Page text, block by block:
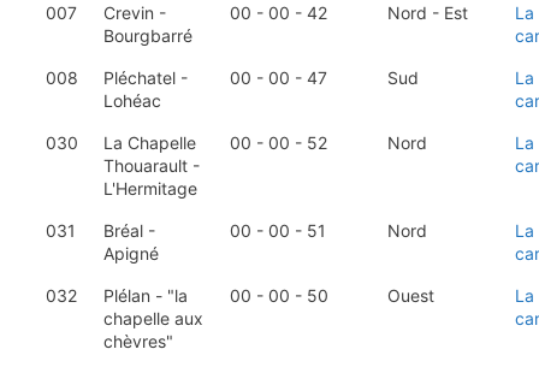
007
Crevin -
Bourgbarré
00 - 00 - 42 Nord - Est
La
008
Pléchatel -
Lohéac
00 - 00 - 47 Sud
La
030
La Chapelle
Thouarault -
L'Hermitage
00 - 00 - 52 Nord
La
031
Bréal -
Apigné
00 - 00 - 51 Nord
La
032
Plélan - "la
chapelle aux
chèvres"
00 - 00 - 50 Ouest
La